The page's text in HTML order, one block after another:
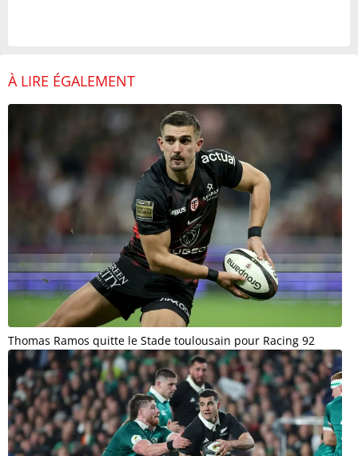
À LIRE ÉGALEMENT
Thomas Ramos quitte le Stade toulousain pour Racing 92